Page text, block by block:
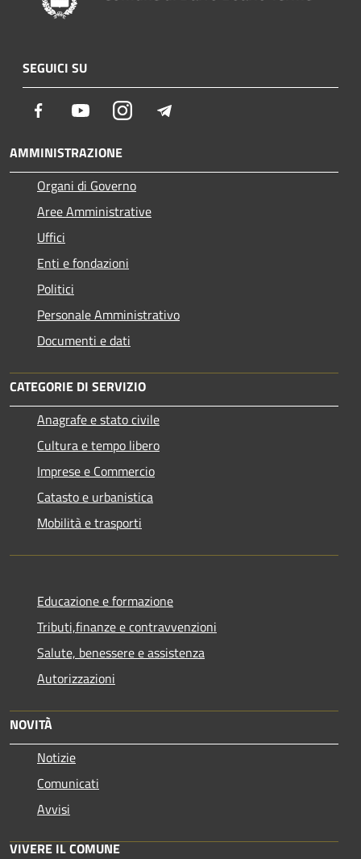
SEGUICI SU
Facebook YoutubeInstagram
AMMINISTRAZIONE
Organi di Governo
Aree Amministrative
Uffici
Enti e fondazioni
Politici
Personale Amministrativo
Documenti e dati
CATEGORIE DI SERVIZIO
Anagrafe e stato civile
Cultura e tempo libero
Imprese e Commercio
Catasto e urbanistica
Mobilità e trasporti
Educazione e formazione
Tributi,finanze e contravvenzioni
Salute, benessere e assistenza
Autorizzazioni
NOVITÀ
Notizie
Comunicati
Avvisi
VIVERE IL COMUNE